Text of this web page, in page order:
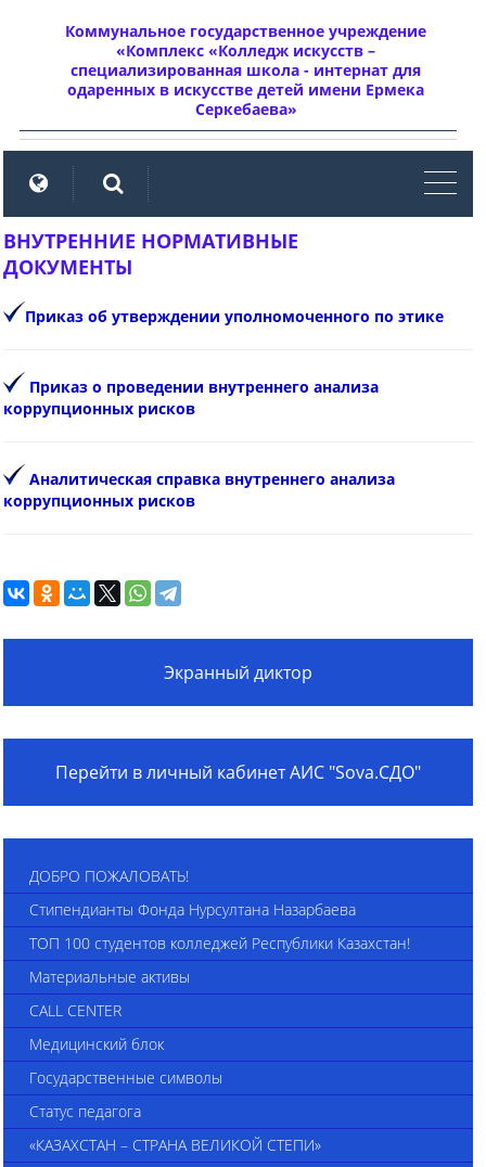
Коммунальное государственное учреждение
«Комплекс «Колледж искусств –
специализированная школа - интернат для
одаренных в искусстве детей имени Ермека
Серкебаева»
ВНУТРЕННИЕ НОРМАТИВНЫЕ
ДОКУМЕНТЫ
Приказ об утверждении уполномоченного по этике
Приказ о проведении внутреннего анализа
коррупционных рисков
Аналитическая справка внутреннего анализа
коррупционных рисков
Экранный диктор
Перейти в личный кабинет АИС "Sova.СДО"
ДОБРО ПОЖАЛОВАТЬ!
Стипендианты Фонда Нурсултана Назарбаева
ТОП 100 студентов колледжей Республики Казахстан!
Материальные активы
CALL CENTER
Медицинский блок
Государственные символы
Статус педагога
«КАЗАХСТАН – СТРАНА ВЕЛИКОЙ СТЕПИ»